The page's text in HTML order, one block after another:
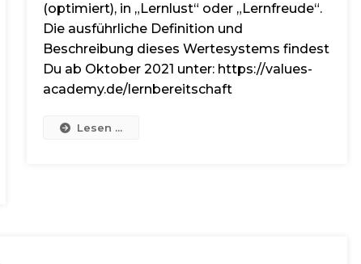
(optimiert), in „Lernlust“ oder „Lernfreude“.
Die ausführliche Definition und
Beschreibung dieses Wertesystems findest
Du ab Oktober 2021 unter: https://values-
academy.de/lernbereitschaft
Lesen ...